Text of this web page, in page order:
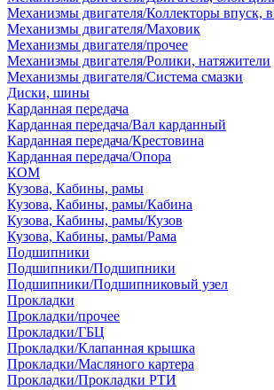
Механизмы двигателя/Коллекторы впуск,
Механизмы двигателя/Маховик
Механизмы двигателя/прочее
Механизмы двигателя/Ролики, натяжители
Механизмы двигателя/Система смазки
Диски, шины
Карданная передача
Карданная передача/Вал карданный
Карданная передача/Крестовина
Карданная передача/Опора
КОМ
Кузова, Кабины, рамы
Кузова, Кабины, рамы/Кабина
Кузова, Кабины, рамы/Кузов
Кузова, Кабины, рамы/Рама
Подшипники
Подшипники/Подшипники
Подшипники/Подшипниковый узел
Прокладки
Прокладки/прочее
Прокладки/ГБЦ
Прокладки/Клапанная крышка
Прокладки/Масляного картера
Прокладки/Прокладки РТИ